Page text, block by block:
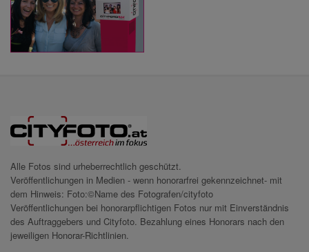
Alle Fotos sind urheberrechtlich geschützt.
Veröffentlichungen in Medien - wenn honorarfrei gekennzeichnet- mit
dem Hinweis: Foto:©Name des Fotografen/cityfoto
Veröffentlichungen bei honorarpflichtigen Fotos nur mit Einverständnis
des Auftraggebers und Cityfoto. Bezahlung eines Honorars nach den
jeweiligen Honorar-Richtlinien.